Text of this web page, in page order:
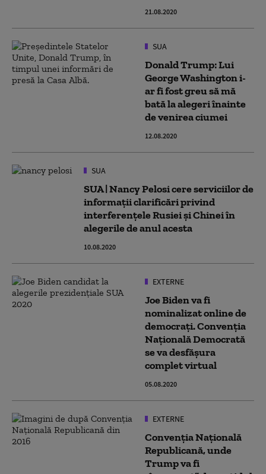
21.08.2020
SUA
Donald Trump: Lui
George Washington i-
ar fi fost greu să mă
bată la alegeri înainte
de venirea ciumei
12.08.2020
SUA
SUA | Nancy Pelosi cere serviciilor de
informații clarificări privind
interferenţele Rusiei şi Chinei în
alegerile de anul acesta
10.08.2020
EXTERNE
Joe Biden va fi
nominalizat online de
democrați. Convenția
Națională Democrată
se va desfășura
complet virtual
05.08.2020
EXTERNE
Convenția Națională
Republicană, unde
Trump va fi